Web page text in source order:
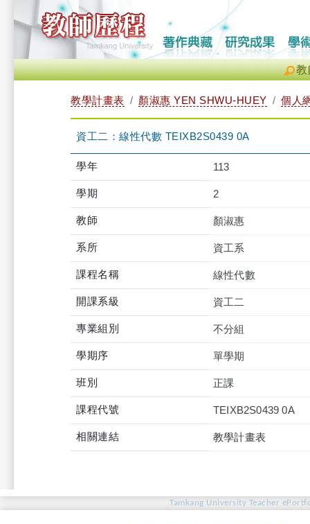
教
教學計畫表 顏淑惠 YEN SHWU-HUEY 個人
資工二：線性代數 TEIXB2S0439 0A
學年 113
學期 2
教師 顏淑惠
系所 資工系
課程名稱 線性代數
開課系級 資工二
專業組別 不分組
學期序 單學期
班別 正課
課程代號 TEIXB2S0439 0A
相關連結 教學計畫表
Tamkang University Teacher